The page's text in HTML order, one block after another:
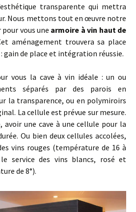
transparente qui mettra
Nous mettons tout en œuvre notre
vous une armoire à vin haut de
aménagement trouvera sa place
gain de place et intégration réussie.
vous la cave à vin idéale : un ou
séparés par des parois en
la transparence, ou en polymiroirs
La cellule est prévue sur mesure.
avoir une cave à une cellule pour la
Ou bien deux cellules accolées,
vins rouges (température de 16 à
service des vins blancs, rosé et
de 8°).